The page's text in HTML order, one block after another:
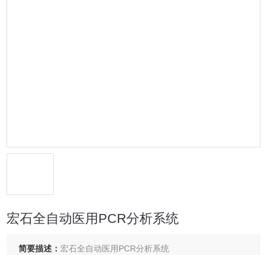
宏石全自动医用PCR分析系统
简要描述： 宏石全自动医用PCR分析系统